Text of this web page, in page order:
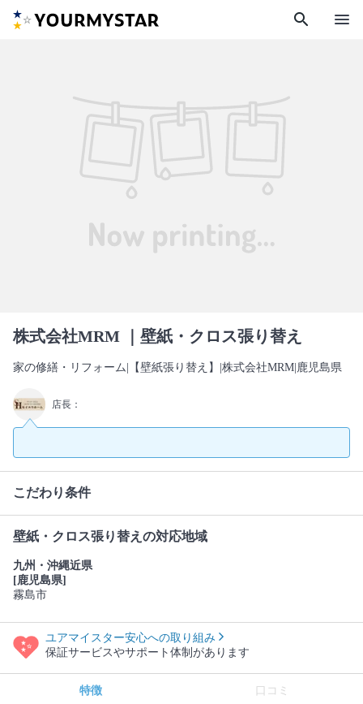
search menu
株式会社MRM ｜壁紙・クロス張り替え
家の修繕・リフォーム|【壁紙張り替え】|株式会社MRM|鹿児島県
店長：
こだわり条件
壁紙・クロス張り替えの対応地域
九州・沖縄近県
[鹿児島県]
霧島市
ユアマイスター安心への取り組み
保証サービスやサポート体制があります
特徴 口コミ